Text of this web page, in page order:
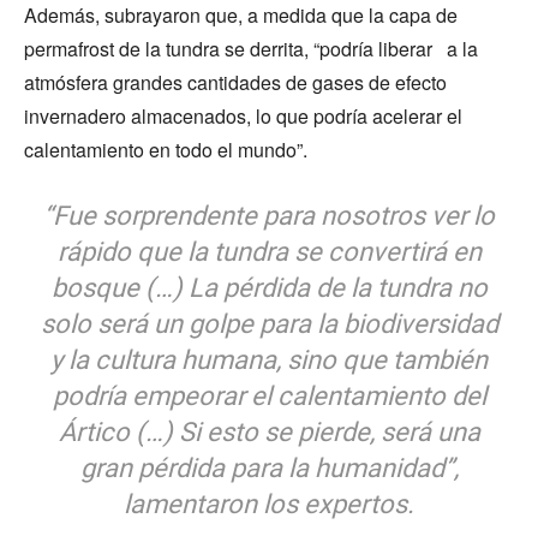
Además, subrayaron que, a medida que la capa de
permafrost de la tundra se derrita, “podría liberar a la
atmósfera grandes cantidades de gases de efecto
invernadero almacenados, lo que podría acelerar el
calentamiento en todo el mundo”.
“Fue sorprendente para nosotros ver lo
rápido que la tundra se convertirá en
bosque (…) La pérdida de la tundra no
solo será un golpe para la biodiversidad
y la cultura humana, sino que también
podría empeorar el calentamiento del
Ártico (…) Si esto se pierde, será una
gran pérdida para la humanidad”,
lamentaron los expertos.